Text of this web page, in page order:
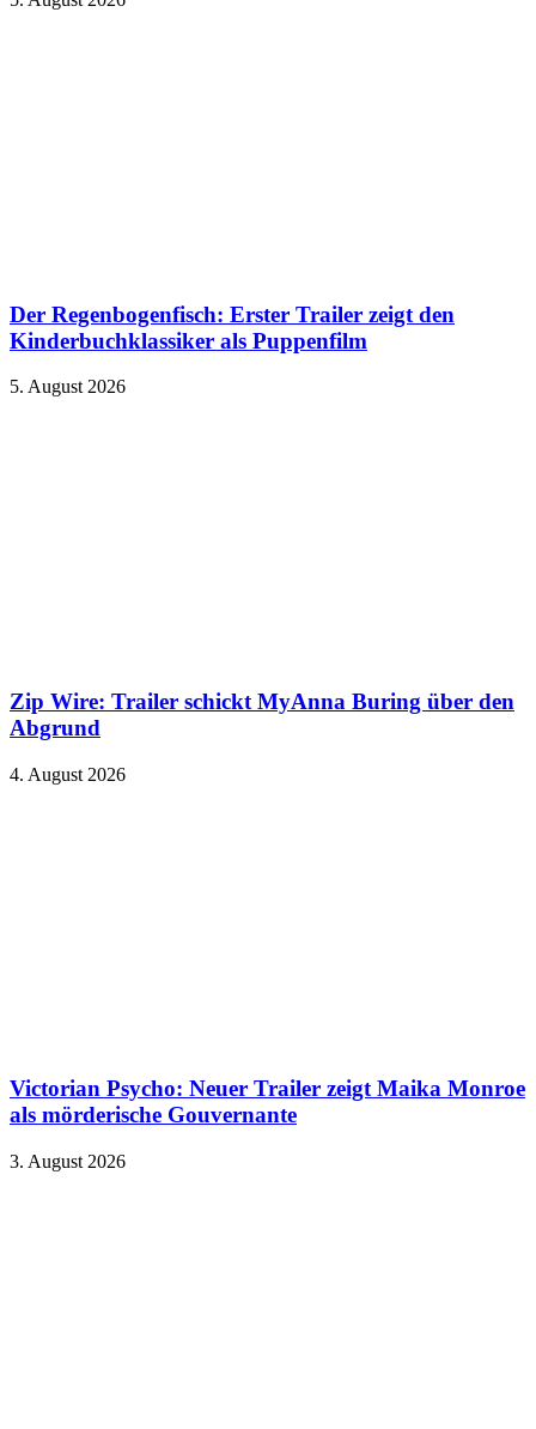
Der Regenbogenfisch: Erster Trailer zeigt den
Kinderbuchklassiker als Puppenfilm
5. August 2026
Zip Wire: Trailer schickt MyAnna Buring über den
Abgrund
4. August 2026
Victorian Psycho: Neuer Trailer zeigt Maika Monroe
als mörderische Gouvernante
3. August 2026